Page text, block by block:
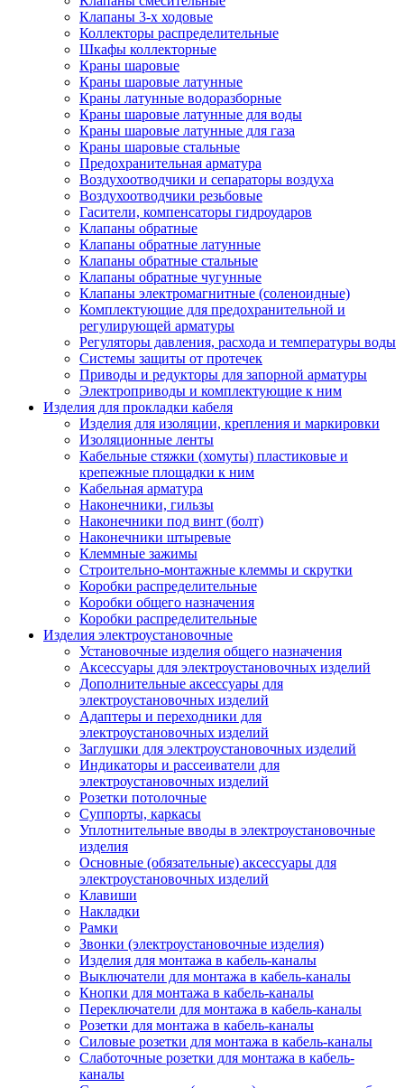
Клапаны 3-х ходовые
Коллекторы распределительные
Шкафы коллекторные
Краны шаровые
Краны шаровые латунные
Краны латунные водоразборные
Краны шаровые латунные для воды
Краны шаровые латунные для газа
Краны шаровые стальные
Предохранительная арматура
Воздухоотводчики и сепараторы воздуха
Воздухоотводчики резьбовые
Гасители, компенсаторы гидроударов
Клапаны обратные
Клапаны обратные латунные
Клапаны обратные стальные
Клапаны обратные чугунные
Клапаны электромагнитные (соленоидные)
Комплектующие для предохранительной и
регулирующей арматуры
Регуляторы давления, расхода и температуры воды
Системы защиты от протечек
Приводы и редукторы для запорной арматуры
Электроприводы и комплектующие к ним
Изделия для прокладки кабеля
Изделия для изоляции, крепления и маркировки
Изоляционные ленты
Кабельные стяжки (хомуты) пластиковые и
крепежные площадки к ним
Кабельная арматура
Наконечники, гильзы
Наконечники под винт (болт)
Наконечники штыревые
Клеммные зажимы
Строительно-монтажные клеммы и скрутки
Коробки распределительные
Коробки общего назначения
Коробки распределительные
Изделия электроустановочные
Установочные изделия общего назначения
Аксессуары для электроустановочных изделий
Дополнительные аксессуары для
электроустановочных изделий
Адаптеры и переходники для
электроустановочных изделий
Заглушки для электроустановочных изделий
Индикаторы и рассеиватели для
электроустановочных изделий
Розетки потолочные
Суппорты, каркасы
Уплотнительные вводы в электроустановочные
изделия
Основные (обязательные) аксессуары для
электроустановочных изделий
Клавиши
Накладки
Рамки
Звонки (электроустановочные изделия)
Изделия для монтажа в кабель-каналы
Выключатели для монтажа в кабель-каналы
Кнопки для монтажа в кабель-каналы
Переключатели для монтажа в кабель-каналы
Розетки для монтажа в кабель-каналы
Силовые розетки для монтажа в кабель-каналы
Слаботочные розетки для монтажа в кабель-
каналы